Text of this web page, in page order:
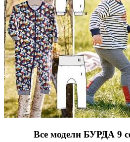
Все модели БУРДА 9